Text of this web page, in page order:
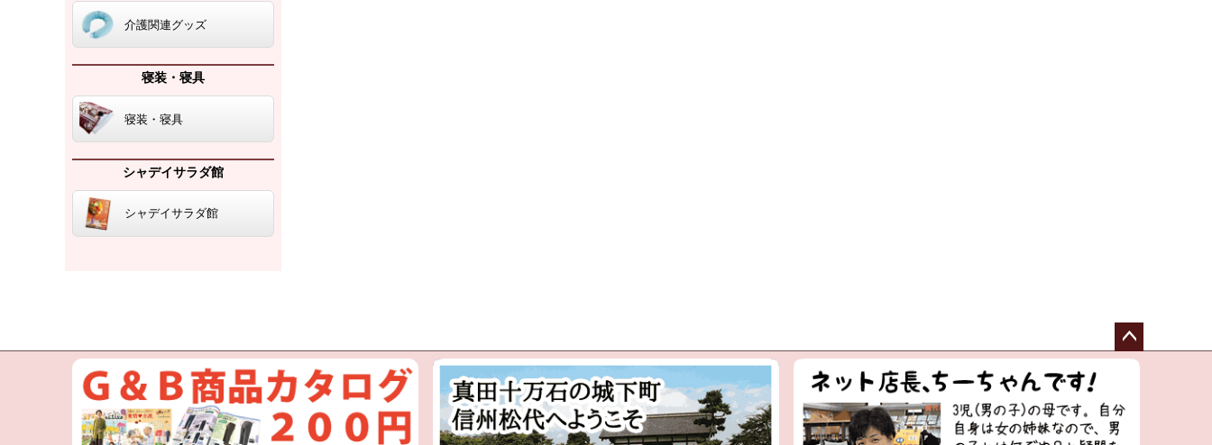
介護関連グッズ
寝装・寝具
寝装・寝具
シャデイサラダ館
シャデイサラダ館
ペー
へ